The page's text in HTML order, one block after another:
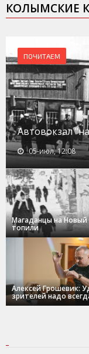
КОЛЫМСКИЕ
ПОЧИТАЕМ
Автовокзал
05-июл, 12:08
Магаданцы на Новый
топили
Алексей Грошевик:
зрителей надо